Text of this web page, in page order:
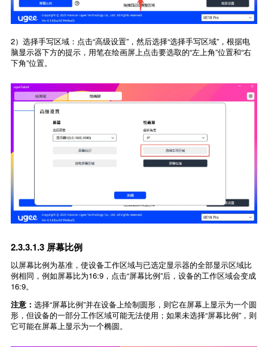
2）选择手写区域：点击“高级设置”，然后选择“选择手写区域”，根据电
脑显示器下方的提示，用笔在绘画屏上点击要选取的“左上角”位置和“右
下角”位置。
2.3.3.1.3 屏幕比例
以屏幕比例为基准，使设备工作区域与已选定显示器的全部显示区域比
例相同，例如屏幕比为16:9，点击“屏幕比例”后，设备的工作区域会变成
16:9。
注意： 选择“屏幕比例”并在设备上绘制圆形，则它在屏幕上显示为一个圆
形，但设备的一部分工作区域可能无法使用；如果未选择“屏幕比例”，则
它可能在屏幕上显示为一个椭圆。